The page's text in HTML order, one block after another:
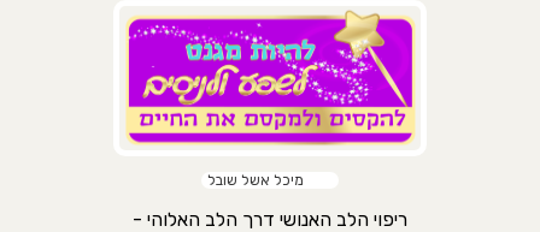
מיכל אשל שובל
ריפוי הלב האנושי דרך הלב האלוהי -